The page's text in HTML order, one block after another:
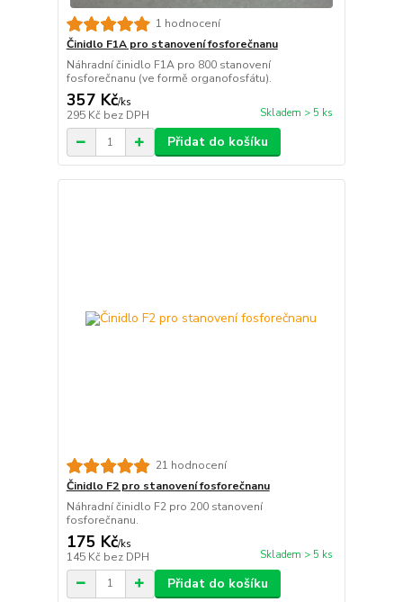
1 hodnocení
Činidlo F1A pro stanovení fosforečnanu
Náhradní činidlo F1A pro 800 stanovení
fosforečnanu (ve formě organofosfátu).
357 Kč/ks
295 Kč bez DPH Skladem > 5 ks
Přidat do košíku
21 hodnocení
Činidlo F2 pro stanovení fosforečnanu
Náhradní činidlo F2 pro 200 stanovení
fosforečnanu.
175 Kč/ks
145 Kč bez DPH Skladem > 5 ks
Přidat do košíku